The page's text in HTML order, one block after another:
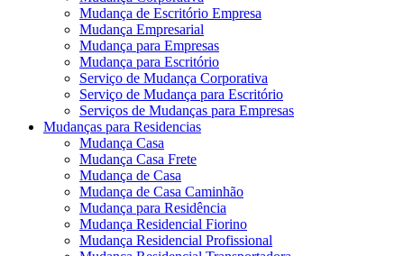
Mudança de Escritório Empresa
Mudança Empresarial
Mudança para Empresas
Mudança para Escritório
Serviço de Mudança Corporativa
Serviço de Mudança para Escritório
Serviços de Mudanças para Empresas
Mudanças para Residencias
Mudança Casa
Mudança Casa Frete
Mudança de Casa
Mudança de Casa Caminhão
Mudança para Residência
Mudança Residencial Fiorino
Mudança Residencial Profissional